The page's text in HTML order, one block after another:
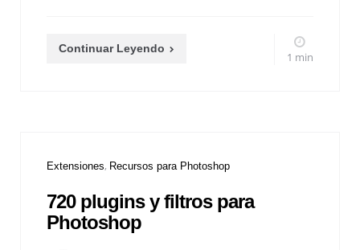
Continuar Leyendo
1 min
Extensiones Recursos para Photoshop
720 plugins y filtros para
Photoshop